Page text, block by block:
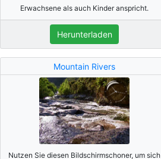
Erwachsene als auch Kinder anspricht.
Herunterladen
Mountain Rivers
Nutzen Sie diesen Bildschirmschoner, um sich